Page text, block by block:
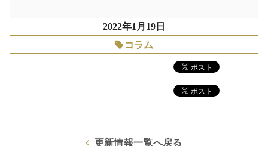
2022年1月19日
コラム
更新情報一覧へ戻る